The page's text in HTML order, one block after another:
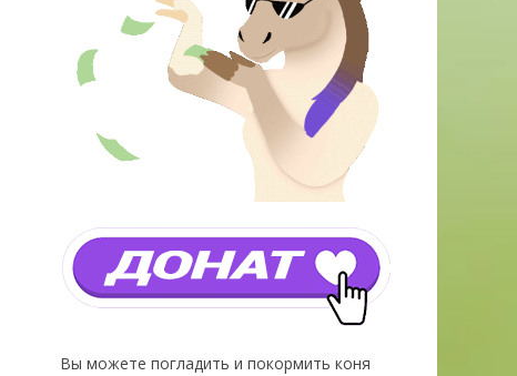
Вы можете погладить и покормить коня